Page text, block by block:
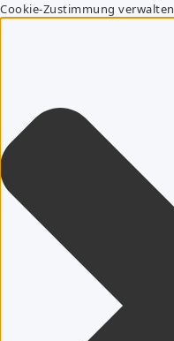
Cookie-Zustimmung verwalten